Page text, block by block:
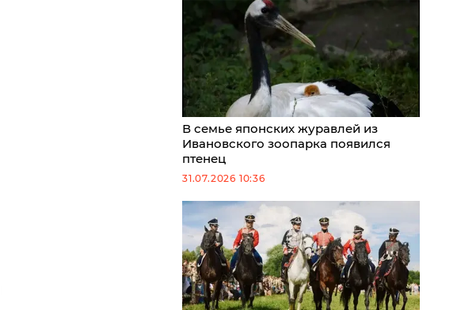
В семье японских журавлей из
Ивановского зоопарка появился
птенец
31.07.2026 10:36